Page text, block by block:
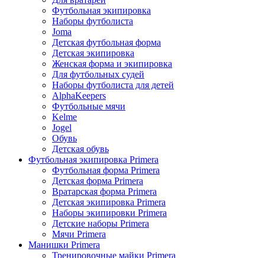
Футбольная экипировка
Наборы футболиста
Joma
Детская футбольная форма
Детская экипировка
Женская форма и экипировка
Для футбольных судей
Наборы футболиста для детей
AlphaKeepers
Футбольные мячи
Kelme
Jogel
Обувь
Детская обувь
Футбольная экипировка Primera
Футбольная форма Primera
Детская форма Primera
Вратарская форма Primera
Детская экипировка Primera
Наборы экипировки Primera
Детские наборы Primera
Мячи Primera
Манишки Primera
Тренировочные майки Primera